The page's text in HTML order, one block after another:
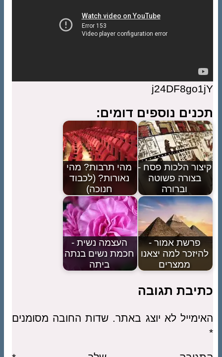
j24DF8go1jY
תכנים נוספים דומים:
קיצור הלכות פסח -
בצורה פשוטה
וברורה
מהי תרבות? מהי
נאורות? (לכבוד
חנוכה)
פרשת אמור -
להיזכר למה יצאנו
ממצרים
העצמה נשית -
חכמת נשים בנתה
ביתה
כתיבת תגובה
האימייל לא יוצג באתר. שדות החובה מסומנים
*